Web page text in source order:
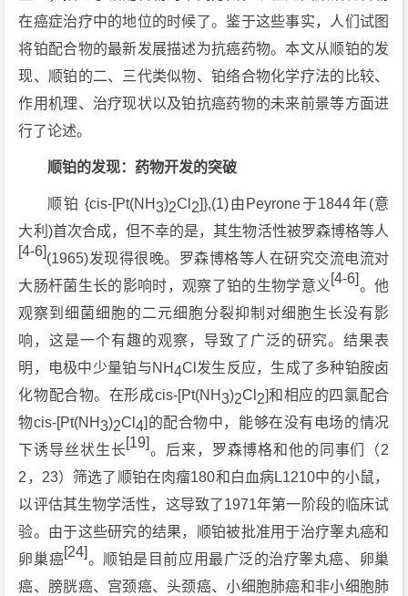
在癌症治疗中的地位的时候了。鉴于这些事实，人们试图
将铂配合物的最新发展描述为抗癌药物。本文从顺铂的发
现、顺铂的二、三代类似物、铂络合物化学疗法的比较、
作用机理、治疗现状以及铂抗癌药物的未来前景等方面进
行了论述。
顺铂的发现：药物开发的突破
顺铂 {cis-[Pt(NH3)2Cl 2]},(1)由Peyrone于1844年(意
大利)首次合成，但不幸的是，其生物活性被罗森博格等人
[4-6](1965)发现得很晚。罗森博格等人在研究交流电流对
大肠杆菌生长的影响时，观察了铂的生物学意义 [4-6]。他
观察到细菌细胞的二元细胞分裂抑制对细胞生长没有影
响，这是一个有趣的观察，导致了广泛的研究。结果表
明，电极中少量铂与NH4Cl发生反应，生成了多种铂胺卤
化物配合物。在形成cis-[Pt(NH3)2Cl 2]和相应的四氯配合
物cis-[Pt(NH3)2Cl 4]的配合物中，能够在没有电场的情况
下诱导丝状生长[19]。后来，罗森博格和他的同事们（2
2，23）筛选了顺铂在肉瘤180和白血病L1210中的小鼠，
以评估其生物学活性，这导致了1971年第一阶段的临床试
验。由于这些研究的结果，顺铂被批准用于治疗睾丸癌和
卵巢癌[24]。顺铂是目前应用最广泛的治疗睾丸癌、卵巢
癌、膀胱癌、宫颈癌、头颈癌、小细胞肺癌和非小细胞肺